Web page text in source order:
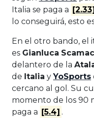
Italia se paga a
lo conseguirá, esto
En el otro bando, el
es Gianluca
delantero de la
de Italia yYoSports
cercano al gol. Su
momento de los 90
paga a [5.4] .